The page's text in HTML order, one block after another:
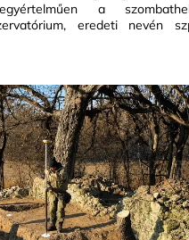
a
eredeti nevén